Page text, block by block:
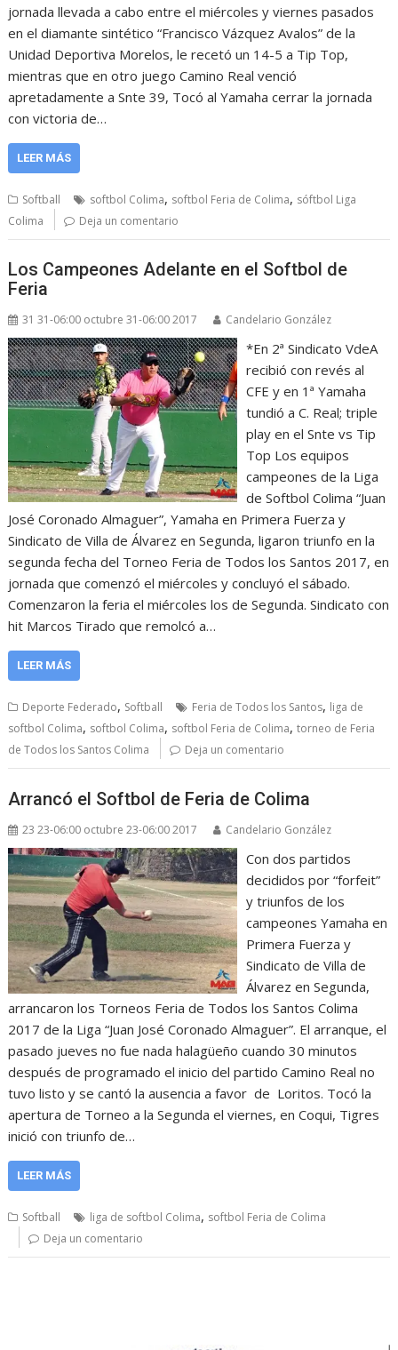
jornada llevada a cabo entre el miércoles y viernes pasados
en el diamante sintético “Francisco Vázquez Avalos” de la
Unidad Deportiva Morelos, le recetó un 14-5 a Tip Top,
mientras que en otro juego Camino Real venció
apretadamente a Snte 39, Tocó al Yamaha cerrar la jornada
con victoria de…
LEER MÁS
Softball softbol Colima, softbol Feria de Colima, sóftbol Liga
Colima
Deja un comentario
Los Campeones Adelante en el Softbol de
Feria
31 31-06:00 octubre 31-06:00 2017 Candelario González
*En 2ª Sindicato VdeA
recibió con revés al
CFE y en 1ª Yamaha
tundió a C. Real; triple
play en el Snte vs Tip
Top Los equipos
campeones de la Liga
de Softbol Colima “Juan
José Coronado Almaguer”, Yamaha en Primera Fuerza y
Sindicato de Villa de Álvarez en Segunda, ligaron triunfo en la
segunda fecha del Torneo Feria de Todos los Santos 2017, en
jornada que comenzó el miércoles y concluyó el sábado.
Comenzaron la feria el miércoles los de Segunda. Sindicato con
hit Marcos Tirado que remolcó a…
LEER MÁS
Deporte Federado, Softball Feria de Todos los Santos, liga de
softbol Colima, softbol Colima, softbol Feria de Colima,torneo de Feria
de Todos los Santos Colima
Deja un comentario
Arrancó el Softbol de Feria de Colima
23 23-06:00 octubre 23-06:00 2017 Candelario González
Con dos partidos
decididos por “forfeit”
y triunfos de los
campeones Yamaha en
Primera Fuerza y
Sindicato de Villa de
Álvarez en Segunda,
arrancaron los Torneos Feria de Todos los Santos Colima
2017 de la Liga “Juan José Coronado Almaguer”. El arranque, el
pasado jueves no fue nada halagüeño cuando 30 minutos
después de programado el inicio del partido Camino Real no
tuvo listo y se cantó la ausencia a favor de Loritos. Tocó la
apertura de Torneo a la Segunda el viernes, en Coqui, Tigres
inició con triunfo de…
LEER MÁS
Softball liga de softbol Colima, softbol Feria de Colima
Deja un comentario